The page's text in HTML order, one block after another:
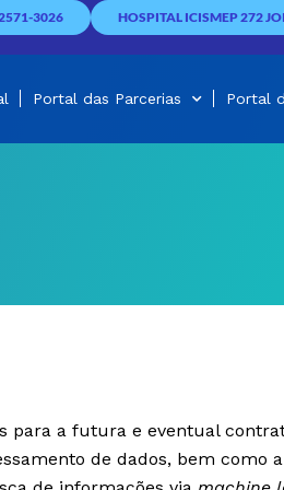
3026 HOSPITAL ICISMEP 272
Portal das Parcerias Portal
para a futura e eventual
de dados, bem como a